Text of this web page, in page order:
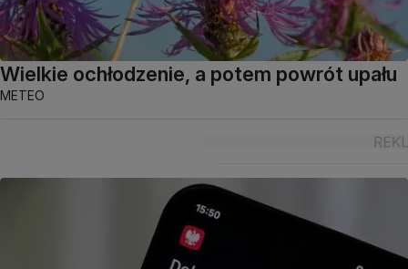
Wielkie ochłodzenie, a potem powrót upału
METEO